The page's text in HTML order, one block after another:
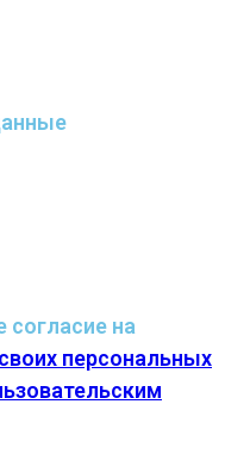
на
персональных